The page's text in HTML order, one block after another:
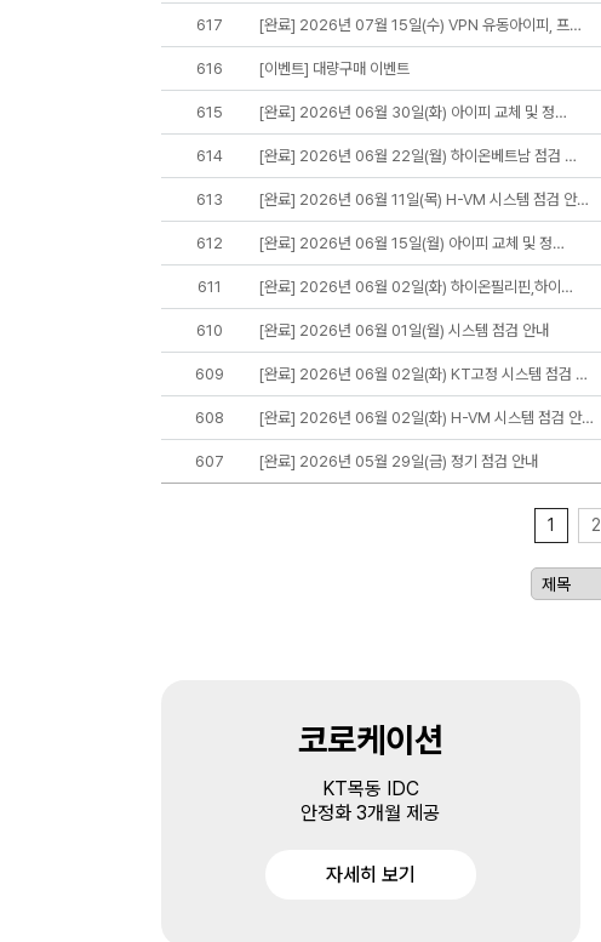
617 [완료] 2026년 07월 15일(수) VPN 유동아이피, 프…
616 [이벤트] 대량구매 이벤트
615 [완료] 2026년 06월 30일(화) 아이피 교체 및 정…
614 [완료] 2026년 06월 22일(월) 하이온베트남 점검 …
613 [완료] 2026년 06월 11일(목) H-VM 시스템 점검 안…
612 [완료] 2026년 06월 15일(월) 아이피 교체 및 정…
611 [완료] 2026년 06월 02일(화) 하이온필리핀,하이…
610 [완료] 2026년 06월 01일(월) 시스템 점검 안내
609 [완료] 2026년 06월 02일(화) KT고정 시스템 점검 …
608 [완료] 2026년 06월 02일(화) H-VM 시스템 점검 안…
607 [완료] 2026년 05월 29일(금) 정기 점검 안내
1 2
코로케이션
KT목동 IDC
안정화 3개월 제공
자세히 보기